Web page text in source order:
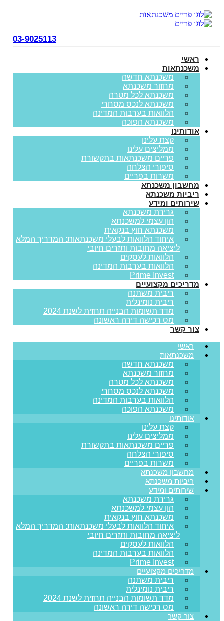
03-9025113
ראשי
משכנתאות
משכנתא חדשה
מחזור משכנתא
משכנתא לכל מטרה
משכנתא לנכס מסחרי
הלוואות בערבות המדינה
משכנתא הפוכה
אודותינו
קצת עלינו
ממליצים עלינו
פריים משכנתאות בתקשורת
סיפורי הצלחה
משרות בפריים
מחשבון משכנתא
ריביות משכנתא
שירותים ומידע
גרירת משכנתא
הון עצמי למשכנתא
משכנתא חוץ בנקאית
איחוד הלוואות לבעלי משכנתאות: המדריך המלא
ליציאה מחובות ותזרים חיובי
הלוואות לעסקים
הלוואות בערבות המדינה
Prime Invest
מדריכים מקצועיים
ריבית משתנה
ריבית נומינלית
מדד תשומות הבנייה תחזית לשנת 2024
מס רכישה דירה ראשונה
צור קשר
ראשי
משכנתאות
משכנתא חדשה
מחזור משכנתא
משכנתא לכל מטרה
משכנתא לנכס מסחרי
הלוואות בערבות המדינה
משכנתא הפוכה
אודותינו
קצת עלינו
ממליצים עלינו
פריים משכנתאות בתקשורת
סיפורי הצלחה
משרות בפריים
מחשבון משכנתא
ריביות משכנתא
שירותים ומידע
גרירת משכנתא
הון עצמי למשכנתא
משכנתא חוץ בנקאית
איחוד הלוואות לבעלי משכנתאות: המדריך המלא
ליציאה מחובות ותזרים חיובי
הלוואות לעסקים
הלוואות בערבות המדינה
Prime Invest
מדריכים מקצועיים
ריבית משתנה
ריבית נומינלית
מדד תשומות הבנייה תחזית לשנת 2024
מס רכישה דירה ראשונה
צור קשר